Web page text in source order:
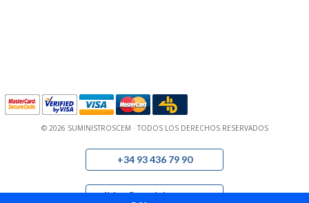
© 2026 SUMINISTROSCEM · TODOS LOS DERECHOS RESERVADOS
+34 93 436 79 90
pedidos@suministroscem.com